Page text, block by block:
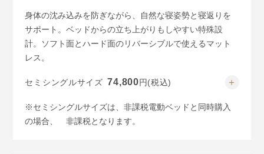
身体の沈み込みを防ぎながら、自然な寝姿勢と寝返りを
サポート。ベッドからの立ち上がりもしやすい特殊設
計。ソフト面とハード面のリバーシブルで使えるマット
レス。
セミシングルサイズ 74,800円(税込)
セミダブルサイズ
94,600
※セミシングルサイズは、非課税電動ベッドと同時購入
の場合、
非課税となります。